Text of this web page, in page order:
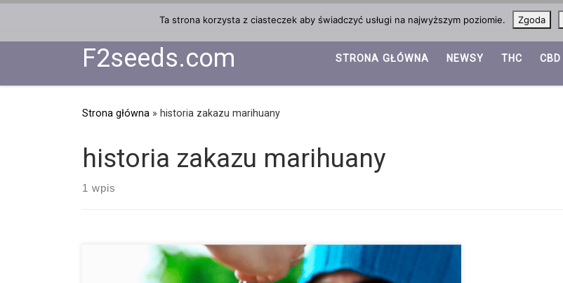
F2seeds.com STRONA GŁÓWNA NEWSY THC CBD
Strona główna » historia zakazu marihuany
historia zakazu marihuany
1 wpis
Ta strona korzysta z ciasteczek aby świadczyć usługi na najwyższym poziomie. Zgoda